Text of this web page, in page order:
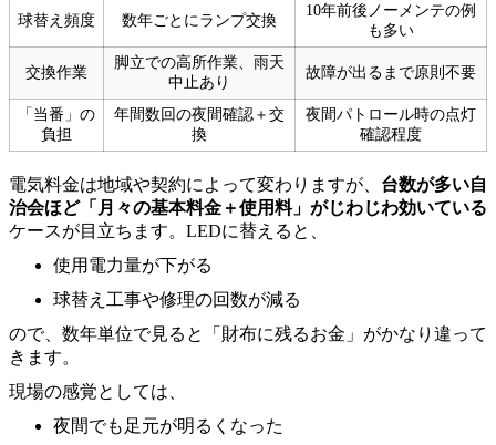
球替え頻度 数年ごとにランプ交換
10年前後ノーメンテの例
も多い
交換作業
脚立での高所作業、雨天
中止あり
故障が出るまで原則不要
「当番」の
負担
年間数回の夜間確認＋交
換
夜間パトロール時の点灯
確認程度
電気料金は地域や契約によって変わりますが、 台数が多い自
治会ほど「月々の基本料金＋使用料」がじわじわ効いている
ケースが目立ちます。LEDに替えると、
使用電力量が下がる
球替え工事や修理の回数が減る
ので、数年単位で見ると「財布に残るお金」がかなり違って
きます。
現場の感覚としては、
夜間でも足元が明るくなった